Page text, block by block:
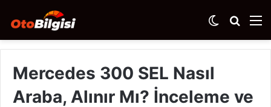
Arama
yap
Dış
görünümü
Mercedes 300 SEL Nasıl
Araba, Alınır Mı? İnceleme ve